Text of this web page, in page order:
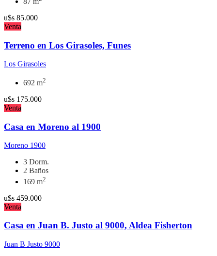
u$s 85.000
Venta
Terreno en Los Girasoles, Funes
Los Girasoles
692 m2
u$s 175.000
Venta
Casa en Moreno al 1900
Moreno 1900
3 Dorm.
2 Baños
169 m2
u$s 459.000
Venta
Casa en Juan B. Justo al 9000, Aldea Fisherton
Juan B Justo 9000